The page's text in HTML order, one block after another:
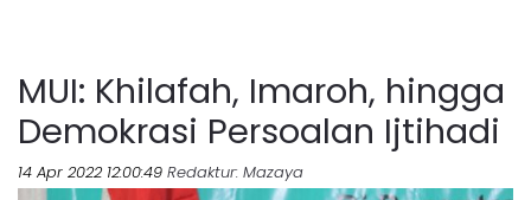
MUI: Khilafah, Imaroh, hingga
Demokrasi Persoalan Ijtihadi
14 Apr 2022 12:00:49 Redaktur: Mazaya